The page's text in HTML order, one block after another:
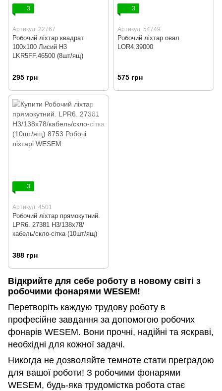
3
Артикул: 22767
Робочий ліхтар квадрат
100x100 Лисий H3
LKR5FF.46500 (8шт/ящ)
295 грн
3
Артикул: 54749
Робочий ліхтар овал
LOR4.39000
575 грн
3
Артикул: 4501
Робочий ліхтар прямокутний.
LPR6. 27381 Н3/138х78/
кабель/скло-сітка (10шт/ящ)
388 грн
Відкрийте для себе роботу в новому світі з
робочими фонарями WESEM!
Перетворіть каждую трудову роботу в
професійне завдання за допомогою робочих
фонарів WESEM. Вони прочні, надійні та яскраві,
необхідні для кожної задачі.
Никогда не дозволяйте темноте стати преградою
для вашої роботи! З робочими фонарями
WESEM, будь-яка трудомістка робота стає